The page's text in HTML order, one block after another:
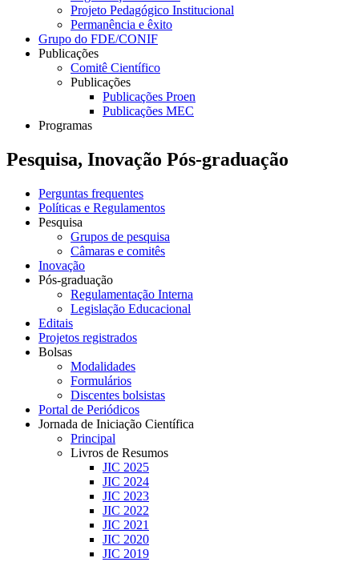
Projeto Pedagógico Institucional
Permanência e êxito
Grupo do FDE/CONIF
Publicações
Comitê Científico
Publicações
Publicações Proen
Publicações MEC
Programas
Pesquisa, Inovação Pós-graduação
Perguntas frequentes
Políticas e Regulamentos
Pesquisa
Grupos de pesquisa
Câmaras e comitês
Inovação
Pós-graduação
Regulamentação Interna
Legislação Educacional
Editais
Projetos registrados
Bolsas
Modalidades
Formulários
Discentes bolsistas
Portal de Periódicos
Jornada de Iniciação Científica
Principal
Livros de Resumos
JIC 2025
JIC 2024
JIC 2023
JIC 2022
JIC 2021
JIC 2020
JIC 2019